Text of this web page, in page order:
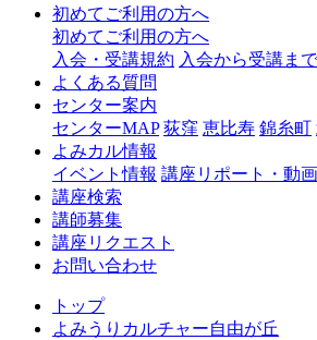
初めてご利用の方へ
初めてご利用の方へ
入会・受講規約 入会から受講まで
よくある質問
センター案内
センターMAP 荻窪 恵比寿 錦糸町
よみカル情報
イベント情報 講座リポート・動画
講座検索
講師募集
講座リクエスト
お問い合わせ
トップ
よみうりカルチャー自由が丘